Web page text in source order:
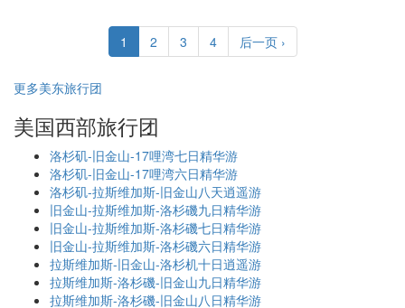
1 2 3 4 后一页 ›
更多美东旅行团
美国西部旅行团
洛杉矶-旧金山-17哩湾七日精华游
洛杉矶-旧金山-17哩湾六日精华游
洛杉矶-拉斯维加斯-旧金山八天逍遥游
旧金山-拉斯维加斯-洛杉磯九日精华游
旧金山-拉斯维加斯-洛杉磯七日精华游
旧金山-拉斯维加斯-洛杉磯六日精华游
拉斯维加斯-旧金山-洛杉机十日逍遥游
拉斯维加斯-洛杉磯-旧金山九日精华游
拉斯维加斯-洛杉磯-旧金山八日精华游